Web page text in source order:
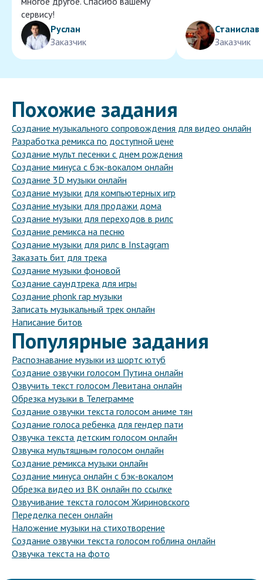
сервису!
Руслан
Заказчик
Станислав
Заказчик
Похожие задания
Создание музыкального сопровождения для видео онлайн
Разработка ремикса по доступной цене
Создание мульт песенки с днем рождения
Создание минуса с бэк-вокалом онлайн
Создание 3D музыки онлайн
Создание музыки для компьютерных игр
Создание музыки для продажи дома
Создание музыки для переходов в рилс
Создание ремикса на песню
Создание музыки для рилс в Instagram
Заказать бит для трека
Создание музыки фоновой
Создание саундтрека для игры
Создание phonk rap музыки
Записать музыкальный трек онлайн
Написание битов
Популярные задания
Распознавание музыки из шортс ютуб
Создание озвучки голосом Путина онлайн
Озвучить текст голосом Левитана онлайн
Обрезка музыки в Телеграмме
Создание озвучки текста голосом аниме тян
Создание голоса ребенка для гендер пати
Озвучка текста детским голосом онлайн
Озвучка мультяшным голосом онлайн
Создание ремикса музыки онлайн
Создание минуса онлайн с бэк-вокалом
Обрезка видео из ВК онлайн по ссылке
Озвучивание текста голосом Жириновского
Переделка песен онлайн
Наложение музыки на стихотворение
Создание озвучки текста голосом гоблина онлайн
Озвучка текста на фото